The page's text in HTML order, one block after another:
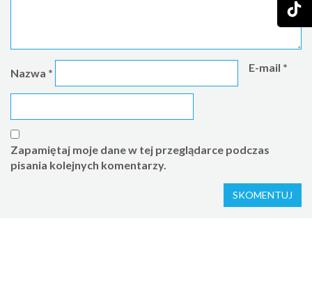
Nazwa * E-mail *
Zapamiętaj moje dane w tej przeglądarce podczas
pisania kolejnych komentarzy.